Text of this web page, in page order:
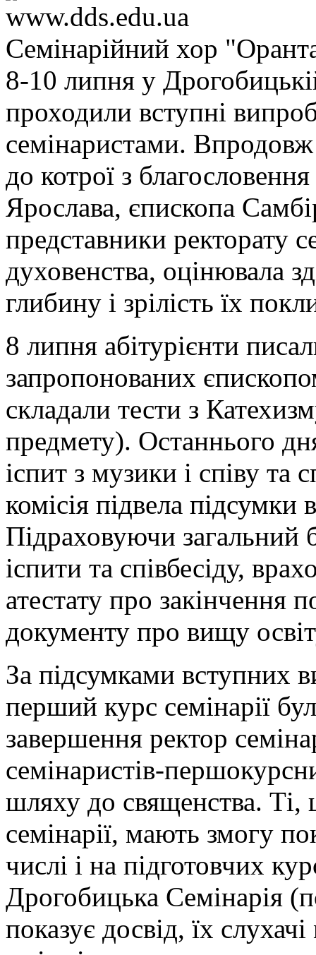
www.dds.edu.ua
Семінарійний хор
8-10 липня у
проходили вступні
семінаристами.
до котрої з
Ярослава, єпископа
представники ректорату
духовенства, оцінювала
глибину і зрілість їх
8 липня абітурієнти
запропонованих
складали тести з
предмету). Останнього
іспит з музики і співу та
комісія підвела
Підраховуючи загальний
іспити та співбесіду,
атестату про закінчення
документу про вищу
За підсумками вступних
перший курс семінарії
завершення ректор
семінаристів-
шляху до священства.
семінарії, мають змогу
числі і на підготовчих
Дрогобицька Семінарія
показує досвід, їх